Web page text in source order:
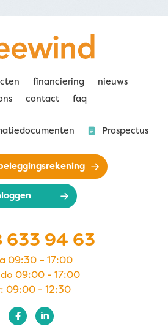
financiering
nieuws
contact faq
Prospectus
633 94 63
09:30 – 17:00
09:00 - 17:00
09:00 - 12:30